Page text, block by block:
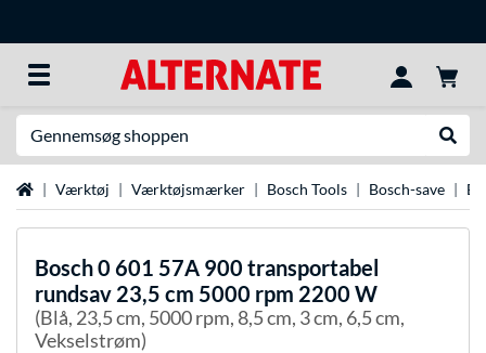
StartsideVærktøj Værktøjsmærker Bosch Tools Bosch-save
Bosch0 601 57A 900 transportabel
rundsav 23,5 cm 5000 rpm 2200 W
(Blå, 23,5 cm, 5000 rpm, 8,5 cm, 3 cm, 6,5 cm,
Vekselstrøm)